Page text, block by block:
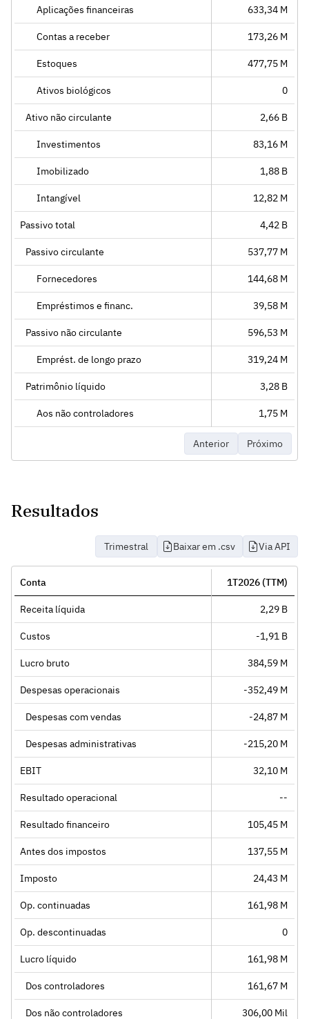
Aplicações financeiras 633,34 M
Contas a receber 173,26 M
Estoques 477,75 M
Ativos biológicos 0
Ativo não circulante 2,66 B
Investimentos 83,16 M
Imobilizado 1,88 B
Intangível 12,82 M
Passivo total 4,42 B
Passivo circulante 537,77 M
Fornecedores 144,68 M
Empréstimos e financ. 39,58 M
Passivo não circulante 596,53 M
Emprést. de longo prazo 319,24 M
Patrimônio líquido 3,28 B
Aos não controladores 1,75 M
Anterior Próximo
Resultados
Trimestral Baixar em .csv Via API
Conta 1T2026 (TTM)
Receita líquida 2,29 B
Custos -1,91 B
Lucro bruto 384,59 M
Despesas operacionais -352,49 M
Despesas com vendas -24,87 M
Despesas administrativas -215,20 M
EBIT 32,10 M
Resultado operacional --
Resultado financeiro 105,45 M
Antes dos impostos 137,55 M
Imposto 24,43 M
Op. continuadas 161,98 M
Op. descontinuadas 0
Lucro líquido 161,98 M
Dos controladores 161,67 M
Dos não controladores 306,00 Mil